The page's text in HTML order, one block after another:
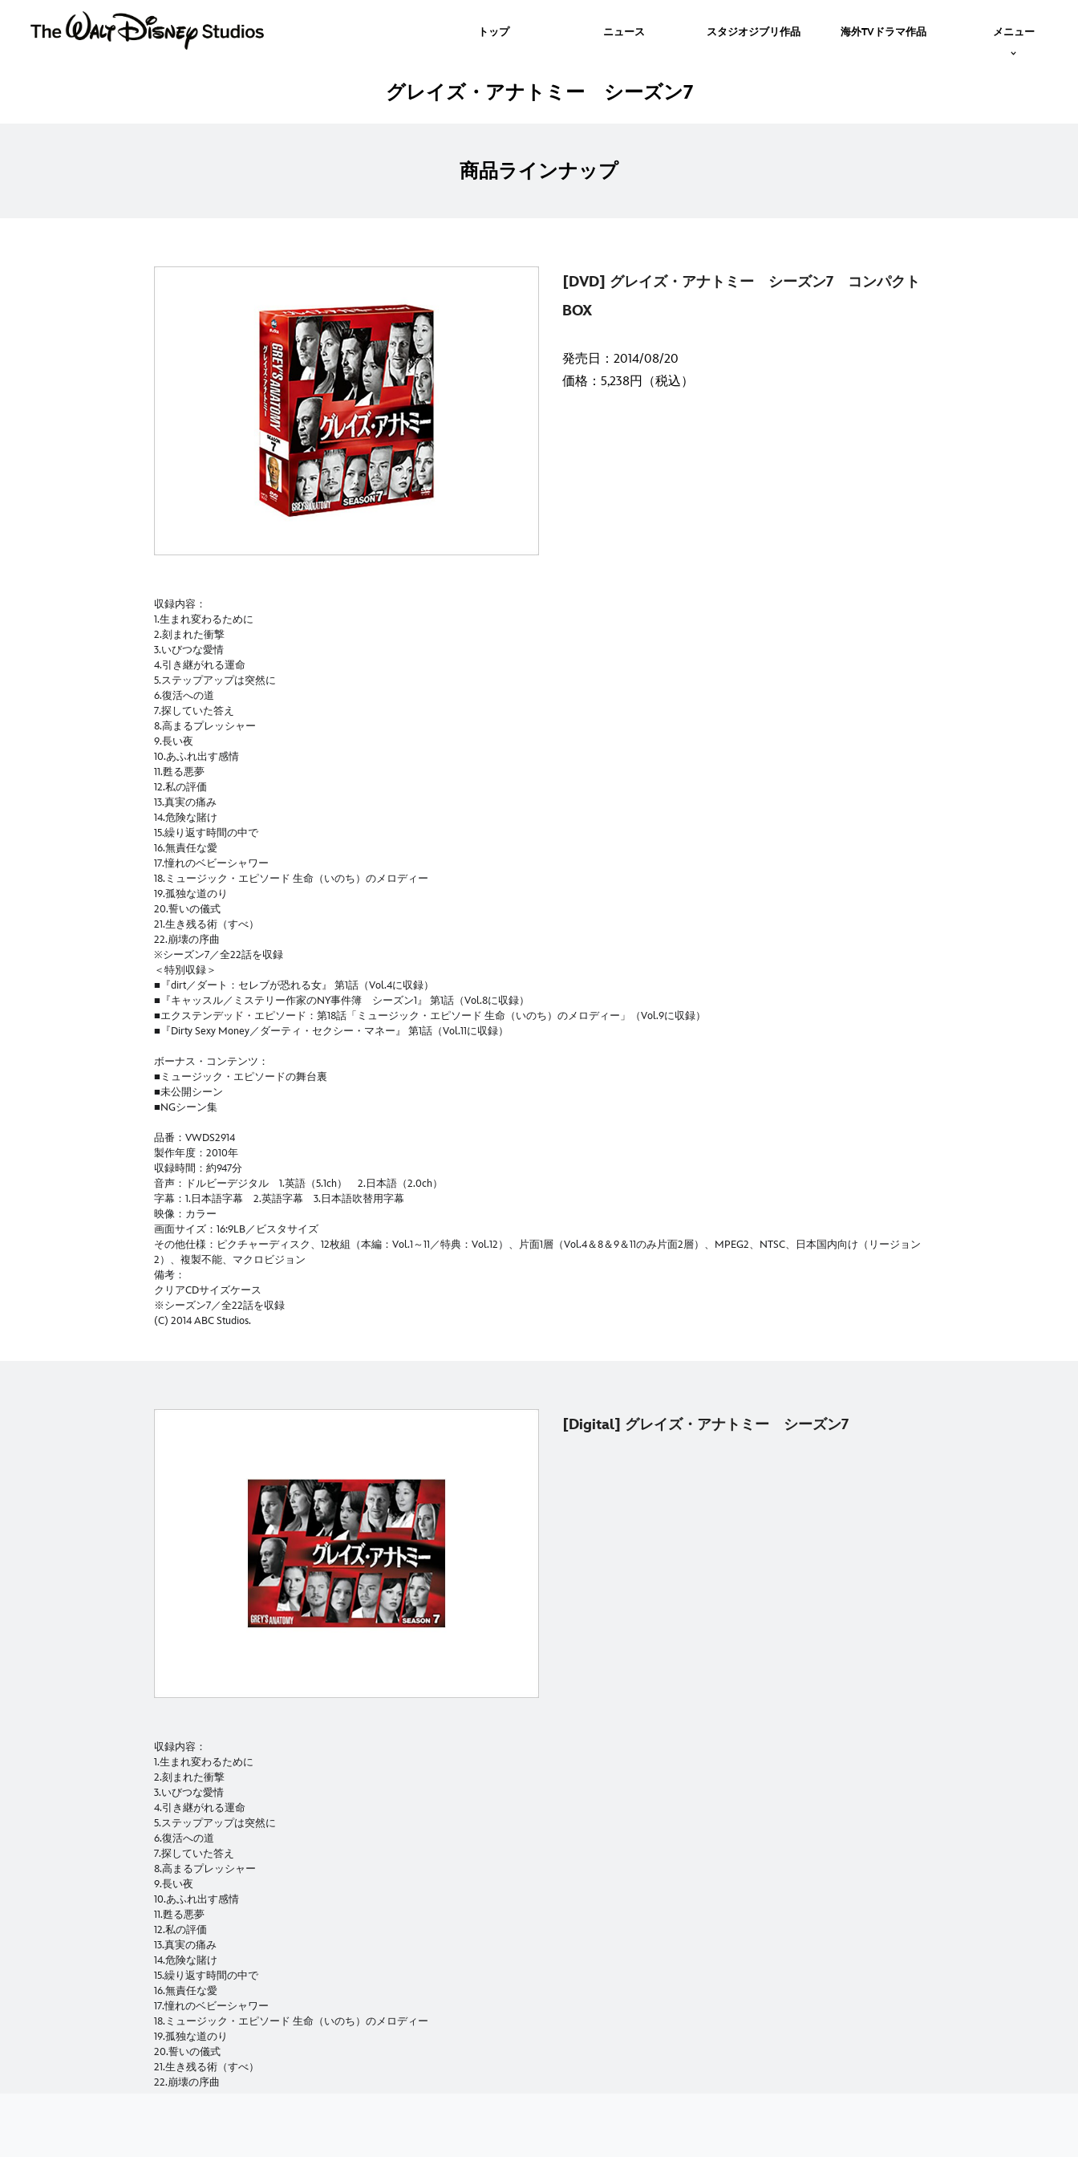
トップ ニュース スタジオジブリ作品 海外TVドラマ作品 メニュー
グレイズ・アナトミー シーズン7
商品ラインナップ
[DVD] グレイズ・アナトミー シーズン7 コンパクト
BOX
発売日：2014/08/20
価格：5,238円（税込）
収録内容：
1.生まれ変わるために
2.刻まれた衝撃
3.いびつな愛情
4.引き継がれる運命
5.ステップアップは突然に
6.復活への道
7.探していた答え
8.高まるプレッシャー
9.長い夜
10.あふれ出す感情
11.甦る悪夢
12.私の評価
13.真実の痛み
14.危険な賭け
15.繰り返す時間の中で
16.無責任な愛
17.憧れのベビーシャワー
18.ミュージック・エピソード 生命（いのち）のメロディー
19.孤独な道のり
20.誓いの儀式
21.生き残る術（すべ）
22.崩壊の序曲
※シーズン7／全22話を収録
＜特別収録＞
■『dirt／ダート：セレブが恐れる女』 第1話（Vol.4に収録）
■『キャッスル／ミステリー作家のNY事件簿 シーズン1』 第1話（Vol.8に収録）
■エクステンデッド・エピソード：第18話「ミュージック・エピソード 生命（いのち）のメロディー」（Vol.9に収録）
■『Dirty Sexy Money／ダーティ・セクシー・マネー』 第1話（Vol.11に収録）
ボーナス・コンテンツ：
■ミュージック・エピソードの舞台裏
■未公開シーン
■NGシーン集
品番：VWDS2914
製作年度：2010年
収録時間：約947分
音声：ドルビーデジタル 1.英語（5.1ch） 2.日本語（2.0ch）
字幕：1.日本語字幕 2.英語字幕 3.日本語吹替用字幕
映像：カラー
画面サイズ：16:9LB／ビスタサイズ
その他仕様：ピクチャーディスク、12枚組（本編：Vol.1～11／特典：Vol.12）、片面1層（Vol.4＆8＆9＆11のみ片面2層）、MPEG2、NTSC、日本国内向け（リージョン
2）、複製不能、マクロビジョン
備考：
クリアCDサイズケース
※シーズン7／全22話を収録
(C) 2014 ABC Studios.
[Digital] グレイズ・アナトミー シーズン7
収録内容：
1.生まれ変わるために
2.刻まれた衝撃
3.いびつな愛情
4.引き継がれる運命
5.ステップアップは突然に
6.復活への道
7.探していた答え
8.高まるプレッシャー
9.長い夜
10.あふれ出す感情
11.甦る悪夢
12.私の評価
13.真実の痛み
14.危険な賭け
15.繰り返す時間の中で
16.無責任な愛
17.憧れのベビーシャワー
18.ミュージック・エピソード 生命（いのち）のメロディー
19.孤独な道のり
20.誓いの儀式
21.生き残る術（すべ）
22.崩壊の序曲